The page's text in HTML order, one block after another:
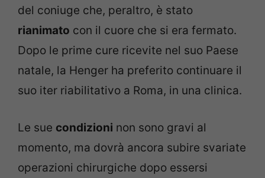
del coniuge che, peraltro, è stato
rianimato con il cuore che si era fermato.
Dopo le prime cure ricevite nel suo Paese
natale, la Henger ha preferito continuare il
suo iter riabilitativo a Roma, in una clinica.
Le sue condizioni non sono gravi al
momento, ma dovrà ancora subire svariate
operazioni chirurgiche dopo essersi